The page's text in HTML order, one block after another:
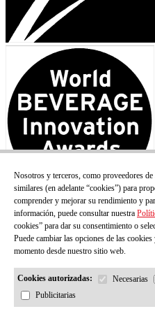
Nosotros y terceros, como proveedores
similares (en adelante “cookies”) para
comprender y mejorar su rendimiento y
información, puede consultar nuestra
cookies” para dar su consentimiento o
Puede cambiar las opciones de las
momento desde nuestro sitio web.
Cookies autorizadas: Necesarias
Publicitarias